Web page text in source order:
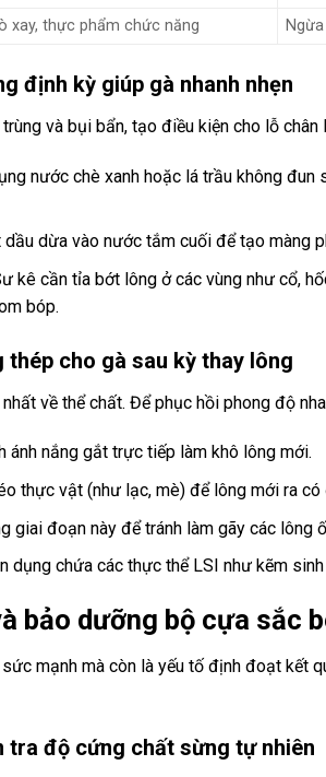
xay, thực phẩm chức năng
định kỳ giúp gà nhanh nhẹn
và bụi bẩn, tạo điều kiện cho lỗ chân
nước chè xanh hoặc lá trầu không đun
dừa vào nước tắm cuối để tạo màng
kê cần tỉa bớt lông ở các vùng như cổ,
bóp.
thép cho gà sau kỳ thay lông
về thể chất. Để phục hồi phong độ
ánh nắng gắt trực tiếp làm khô lông mới.
thực vật (như lạc, mè) để lông mới ra
giai đoạn này để tránh làm gãy các lông
dụng chứa các thực thể LSI như kẽm sinh
bảo dưỡng bộ cựa sắc
mạnh mà còn là yếu tố định đoạt kết
tra độ cứng chất sừng tự nhiên